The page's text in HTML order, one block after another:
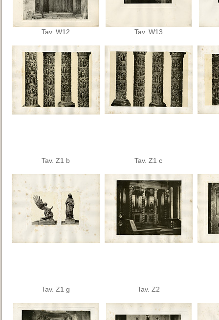
Tav. W12 Tav. W13
Tav. Z1 b Tav. Z1 c
Tav. Z1 g Tav. Z2